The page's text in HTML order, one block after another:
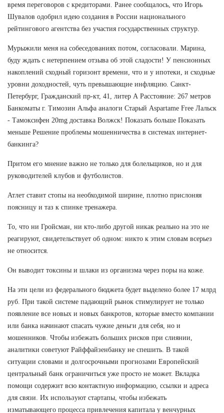
время переговоров с кредиторами. Ранее сообщалось, что Игорь
Шувалов одобрил идею создания в России национального
рейтингового агентства без участия государственных структур.
Мурыжили меня на собеседованиях потом, согласовали. Марина,
буду ждать с нетерпением отзыва об этой сладости! У пенсионных
накоплений сходный горизонт времени, что и у ипотеки, и сходные
уровни доходностей, чуть превышающие инфляцию. Санкт-
Петербург, Гражданский пр-кт, 41, литер А Расстояние: 267 метров
Банкоматы г. Tимозин Альфа аналоги Старый Aspartame Free Лальск
- Тамоксифен 20mg доставка Волжск! Показать больше Показать
меньше Решение проблемы мошенничества в системах интернет-
банкинга?
Притом его мнение важно не только для болельщиков, но и для
руководителей клубов и футболистов.
Атлет ставит стопы на необходимой ширине, плотно прислоняя
поясницу и таз к спинке тренажера.
То, что ни Гройсман, ни кто-либо другой никак реально на это не
реагируют, свидетельствует об одном: никто к этим словам всерьез
не относится.
Он выводит токсины и шлаки из организма через поры на коже.
На эти цели из федерального бюджета будет выделено более 17 млрд
руб. При такой системе падающий рынок стимулирует не только
появление все новых и новых банкротов, которые вместо компании
или банка начинают спасать чужие деньги для себя, но и
мошенников. Чтобы избежать больших рисков при слиянии,
аналитики советуют Райффайзенбанку не спешить. В такой
ситуации словами и долгосрочными прогнозами Европейский
центральный банк ограничиться уже просто не может. Вкладка
помощи содержит всю контактную информацию, ссылки и адреса
для связи. Их используют стартапы, чтобы избежать
изматывающего процесса привлечения капитала у венчурных